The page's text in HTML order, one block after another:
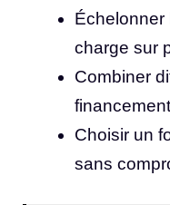
Échelonner
charge sur
Combiner
Choisir un
sans